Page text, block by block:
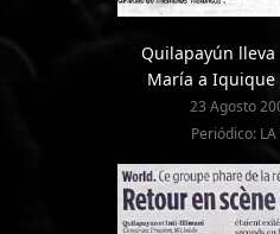
Quilapayún lleva
María a
23 Agosto
Periódico: LA